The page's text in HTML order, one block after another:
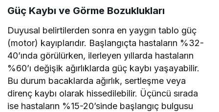
Güç Kaybı ve Görme Bozuklukları
Duyusal belirtilerden sonra en yaygın tablo güç
(motor) kayıplarıdır. Başlangıçta hastaların %32-
40’ında görülürken, ilerleyen yıllarda hastaların
%60’ı değişik ağırlıklarda güç kaybı yaşayabilir.
Bu durum bacaklarda ağırlık, sertleşme veya
direnç kaybı olarak hissedilebilir. Üçüncü sırada
ise hastaların %15-20’sinde başlangıç bulgusu